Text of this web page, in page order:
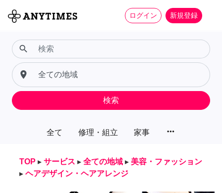
ログイン 新規登録
全て 修理・組立 家事 more_horiz
search
place
検索
TOP ▸ サービス ▸ 全ての地域 ▸ 美容・ファッション
▸ ヘアデザイン・ヘアアレンジ